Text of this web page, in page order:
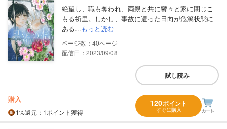
絶望し、職も奪われ、両親と共に鬱々と家に閉じこ
もる祈里。しかし、事故に遭った日向が危篤状態に
ある...もっと読む
40
配信日：2023/09/08
試し読み
購入
1%還元 ：1ポイント獲得
120ポイント
すぐに購入